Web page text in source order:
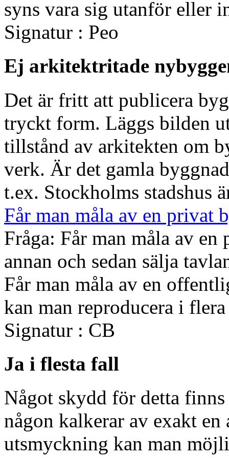
syns vara sig utanför eller
Signatur : Peo
Ej arkitektritade
Det är fritt att publicera
tryckt form. Läggs bilden
tillstånd av arkitekten om
verk. Är det gamla
t.ex. Stockholms stadshus
Får man måla av en privat
Fråga: Får man måla av
annan och sedan sälja
Får man måla av en
kan man reproducera i
Signatur : CB
Ja i flesta fall
Något skydd för detta
någon kalkerar av exakt
utsmyckning kan man